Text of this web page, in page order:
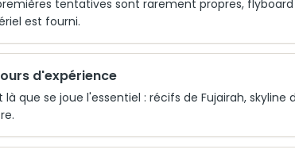
tentatives sont rarement propres,
est fourni.
d'expérience
là que se joue l'essentiel : récifs de Fujairah,